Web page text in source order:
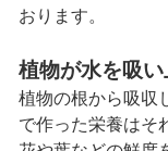
おります。
植物が水を吸
植物の根から吸収
で作った栄養はそ